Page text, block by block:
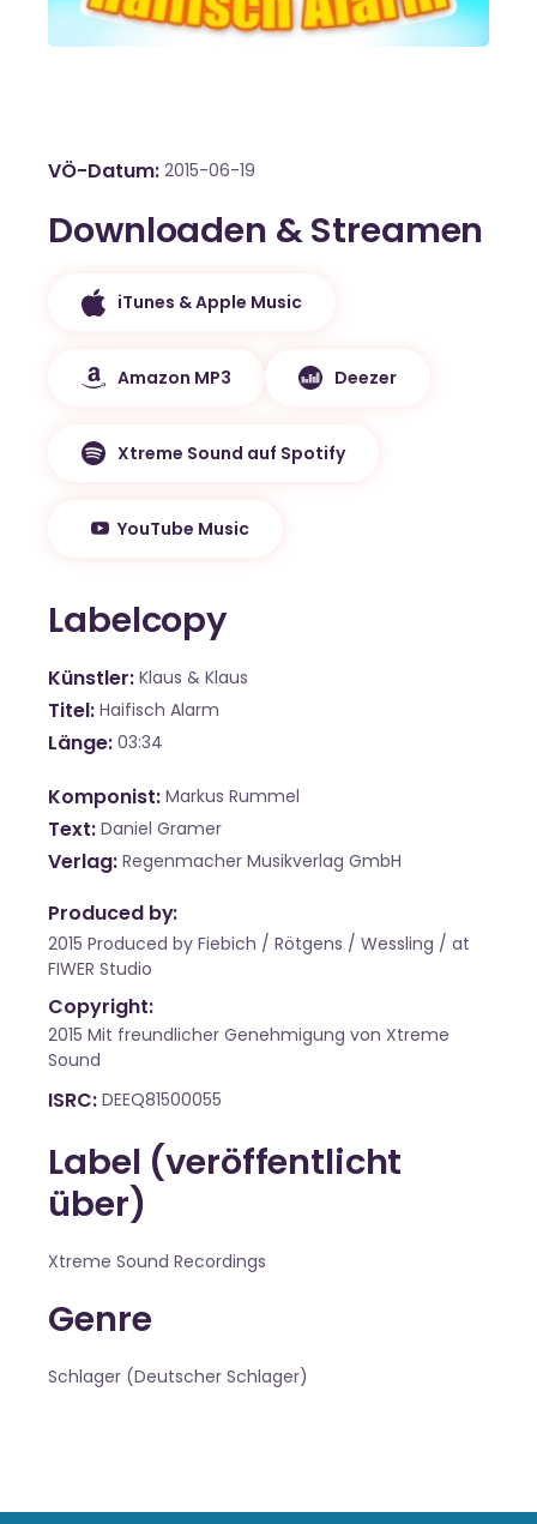
VÖ-Datum 2015-06-19
Downloaden & Streamen
iTunes & Apple Music
Amazon MP3 Deezer
Xtreme Sound auf Spotify
YouTube Music
Labelcopy
Künstler Klaus & Klaus
Titel Haifisch Alarm
Länge 03:34
Komponist Markus Rummel
Text Daniel Gramer
Verlag Regenmacher Musikverlag GmbH
Produced by:
2015 Produced by Fiebich / Rötgens / Wessling / at
FIWER Studio
Copyright:
2015 Mit freundlicher Genehmigung von Xtreme
Sound
ISRC DEEQ81500055
Label (veröffentlicht
über)
Xtreme Sound Recordings
Genre
Schlager (Deutscher Schlager)